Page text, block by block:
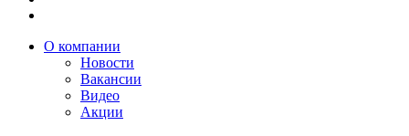
О компании
Новости
Вакансии
Видео
Акции